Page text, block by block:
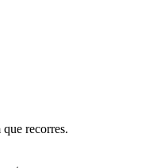
recorres.